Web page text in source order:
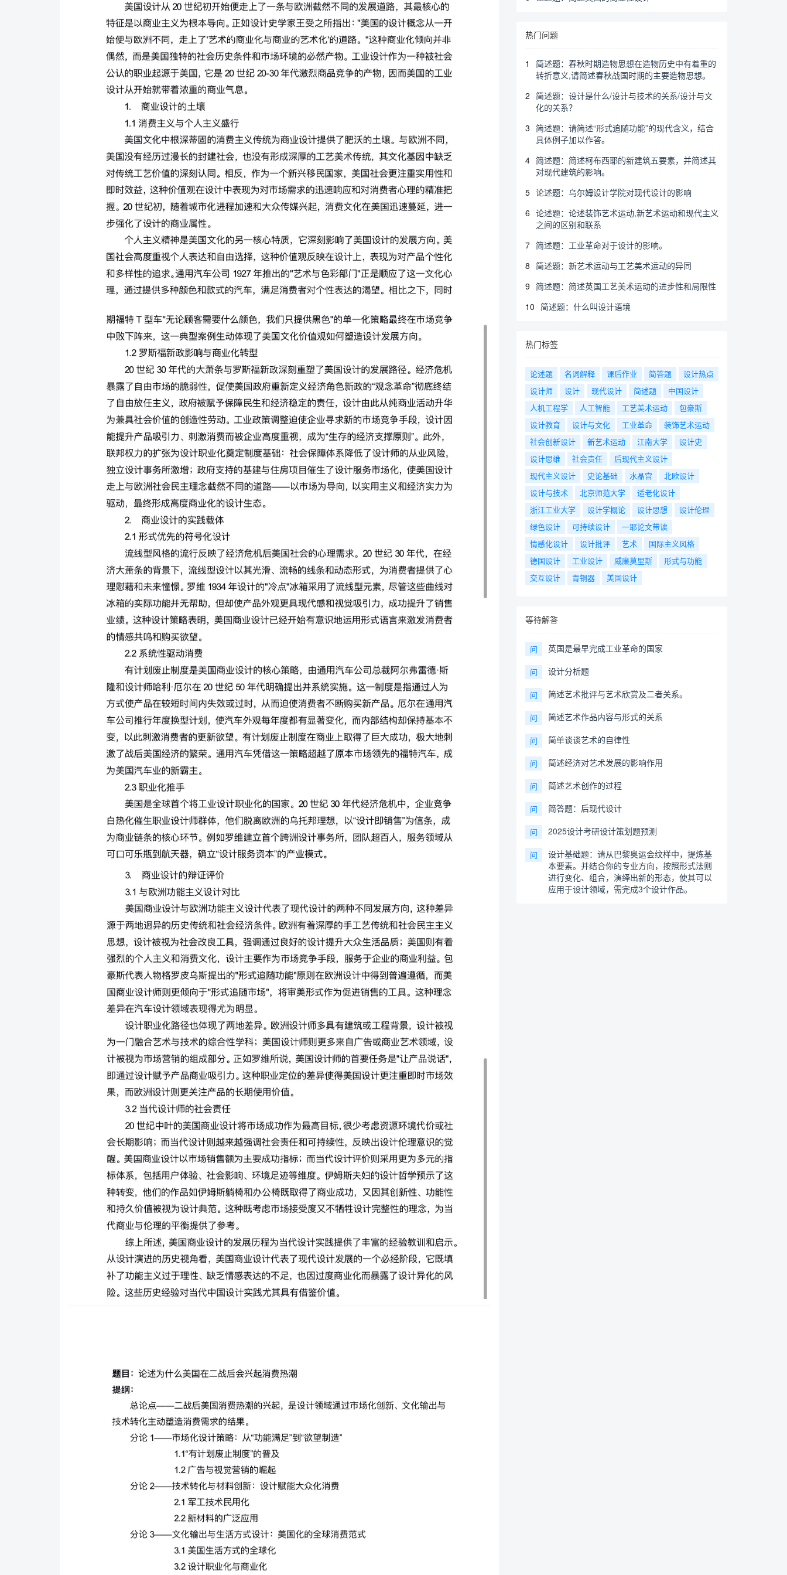
热门问题
1
简述题：春秋时期造物思想在造物历史中有着重的
转折意义,请简述春秋战国时期的主要造物思想。
2 简述题：设计是什么/设计与技术的关系/设计与文
化的关系？
3 简述题：请简述“形式追随功能”的现代含义，结合
具体例子加以作答。
4 简述题：简述柯布西耶的新建筑五要素，并简述其
对现代建筑的影响。
5 论述题：乌尔姆设计学院对现代设计的影响
6 论述题：论述装饰艺术运动,新艺术运动和现代主义
之间的区别和联系
7 简述题：工业革命对于设计的影响。
8 简述题：新艺术运动与工艺美术运动的异同
9 简述题：简述英国工艺美术运动的进步性和局限性
10 简述题：什么叫设计语境
热门标签
论述题 名词解释 课后作业 简答题
设计热点
设计师
设计 现代设计 简述题
中国设计
人机工程学
人工智能 工艺美术运动
包豪斯
设计教育
设计与文化 工业革命
装饰艺术运动
社会创新设计
新艺术运动 江南大学
设计史
设计思维
社会责任
后现代主义设计
现代主义设计
史论基础 水晶宫
北欧设计
设计与技术
北京师范大学
适老化设计
浙江工业大学
设计学概论 设计思想
设计伦理
绿色设计
可持续设计
一耶论文带读
情感化设计
设计批评 艺术
国际主义风格
德国设计
工业设计 威廉莫里斯
形式与功能
交互设计
青铜器 美国设计
等待解答
问 英国是最早完成工业革命的国家
问 设计分析题
问 简述艺术批评与艺术欣赏及二者关系。
问 简述艺术作品内容与形式的关系
问 简单谈谈艺术的自律性
问 简述经济对艺术发展的影响作用
问 简述艺术创作的过程
问 简答题：后现代设计
问 2025设计考研设计策划题预测
问
设计基础题：请从巴黎奥运会纹样中，提炼基
本要素。并结合你的专业方向，按照形式法则
进行变化、组合，演绎出新的形态，使其可以
应用于设计领域，需完成3个设计作品。